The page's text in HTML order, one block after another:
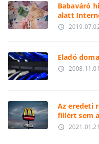
Babaváró
alatt
access_time
Eladó
access_time
Az eredeti
fillért sem
access_time